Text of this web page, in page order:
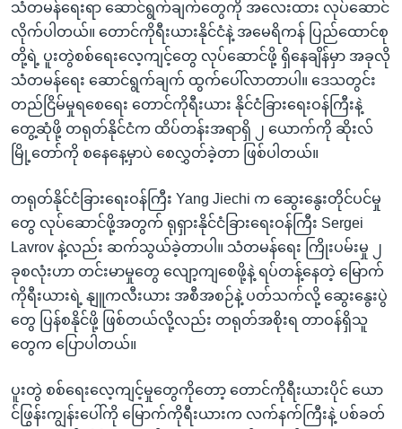
နေရာ
သို့
ကျော်
ရန်
သံတမန်ရေးရာ ဆောင်ရွက်ချက်တွေကို အလေးထား လုပ်ဆောင်
လိုက်ပါတယ်။ တောင်ကိုရီးယားနိုင်ငံနဲ့ အမေရိကန် ပြည်ထောင်စု
တို့ရဲ့ ပူးတွဲစစ်ရေးလေ့ကျင့်တွေ လုပ်ဆောင်ဖို့ ရှိနေချိန်မှာ အခုလို
သံတမန်ရေး ဆောင်ရွက်ချက် ထွက်ပေါ်လာတာပါ။ ဒေသတွင်း
တည်ငြိမ်မှုရစေရေး တောင်ကိုရီးယား နိုင်ငံခြားရေးဝန်ကြီးနဲ့
တွေ့ဆုံဖို့ တရုတ်နိုင်ငံက ထိပ်တန်းအရာရှိ ၂ ယောက်ကို ဆိုးလ်
မြို့တော်ကို စနေနေ့မှာပဲ စေလွှတ်ခဲ့တာ ဖြစ်ပါတယ်။
တရုတ်နိုင်ငံခြားရေးဝန်ကြီး Yang Jiechi က ဆွေးနွေးတိုင်ပင်မှု
တွေ လုပ်ဆောင်ဖို့အတွက် ရုရှားနိုင်ငံခြားရေးဝန်ကြီး Sergei
Lavrov နဲ့လည်း ဆက်သွယ်ခဲ့တာပါ။ သံတမန်ရေး ကြိုးပမ်းမှု ၂
ခုစလုံးဟာ တင်းမာမှုတွေ လျော့ကျစေဖို့နဲ့ ရပ်တန့်နေတဲ့ မြောက်
ကိုရီးယားရဲ့ နျူကလီးယား အစီအစဉ်နဲ့ ပတ်သက်လို့ ဆွေးနွေးပွဲ
တွေ ပြန်စနိုင်ဖို့ ဖြစ်တယ်လို့လည်း တရုတ်အစိုးရ တာဝန်ရှိသူ
တွေက ပြောပါတယ်။
ပူးတွဲ စစ်ရေးလေ့ကျင့်မှုတွေကိုတော့ တောင်ကိုရီးယားပိုင် ယော
င်ဖြွန်းကျွန်းပေါ်ကို မြောက်ကိုရီးယားက လက်နက်ကြီးနဲ့ ပစ်ခတ်